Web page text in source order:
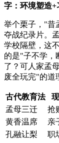
字：环境塑造+
举个栗子，"昔
夺战纪录片。
学校隔壁，这
的是"子不学，
了？可人家孟
废全玩完"的道
古代教育法
孟母三迁
抢
黄香温席
亲
孔融让梨
职